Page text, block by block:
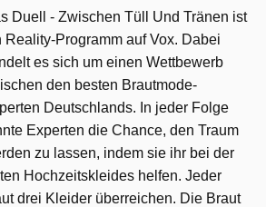
Duell - Zwischen Tüll Und Tränen ist
Reality-Programm auf Vox. Dabei
es sich um einen Wettbewerb
den besten Brautmode-
Deutschlands. In jeder Folge
Experten die Chance, den Traum
zu lassen, indem sie ihr bei der
Hochzeitskleides helfen. Jeder
drei Kleider überreichen. Die Braut